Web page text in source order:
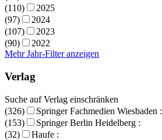
(110)
2025
(97)
2024
(107)
2023
(90)
2022
Mehr Jahr-Filter anzeigen
Verlag
Suche auf Verlag einschränken
(326)
Springer Fachmedien Wiesbaden :
(153)
Springer Berlin Heidelberg :
(32)
Haufe :